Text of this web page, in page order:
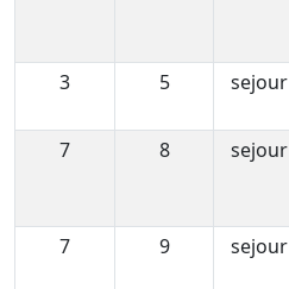
3
5 sejour
7
8 sejour
7
9 sejour